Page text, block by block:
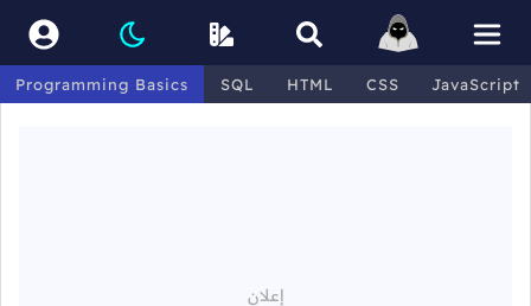
Programming Basics SQL HTML CSS JavaScript